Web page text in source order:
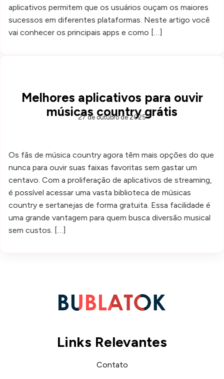
aplicativos permitem que os usuários ouçam os maiores
sucessos em diferentes plataformas. Neste artigo você
vai conhecer os principais apps e como […]
Melhores aplicativos para ouvir
músicas country grátis
27 de outubro de 2025
Os fãs de música country agora têm mais opções do que
nunca para ouvir suas faixas favoritas sem gastar um
centavo. Com a proliferação de aplicativos de streaming,
é possível acessar uma vasta biblioteca de músicas
country e sertanejas de forma gratuita. Essa facilidade é
uma grande vantagem para quem busca diversão musical
sem custos. […]
Links Relevantes
Contato